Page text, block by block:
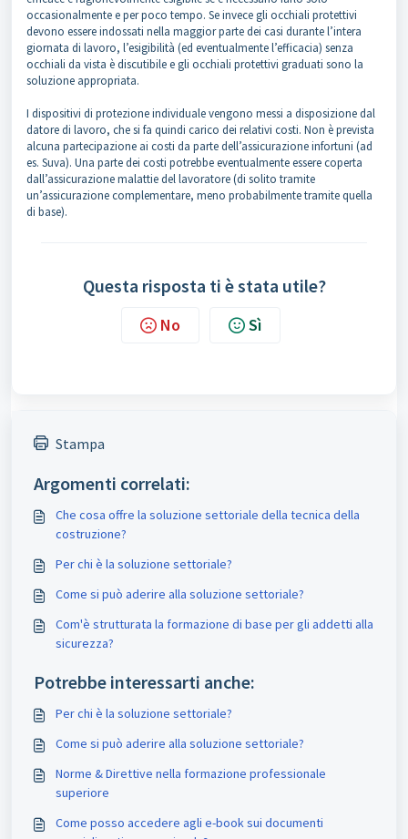
occasionalmente e per poco tempo. Se invece gli occhiali protettivi
devono essere indossati nella maggior parte dei casi durante l’intera
giornata di lavoro, l’esigibilità (ed eventualmente l’efficacia) senza
occhiali da vista è discutibile e gli occhiali protettivi graduati sono la
soluzione appropriata.
I dispositivi di protezione individuale vengono messi a disposizione dal
datore di lavoro, che si fa quindi carico dei relativi costi. Non è prevista
alcuna partecipazione ai costi da parte dell’assicurazione infortuni (ad
es. Suva). Una parte dei costi potrebbe eventualmente essere coperta
dall’assicurazione malattie del lavoratore (di solito tramite
un’assicurazione complementare, meno probabilmente tramite quella
di base).
Questa risposta ti è stata utile?
No Sì
Stampa
Argomenti correlati:
Che cosa offre la soluzione settoriale della tecnica della
costruzione?
Per chi è la soluzione settoriale?
Come si può aderire alla soluzione settoriale?
Com'è strutturata la formazione di base per gli addetti alla
sicurezza?
Potrebbe interessarti anche:
Per chi è la soluzione settoriale?
Come si può aderire alla soluzione settoriale?
Norme & Direttive nella formazione professionale
superiore
Come posso accedere agli e-book sui documenti